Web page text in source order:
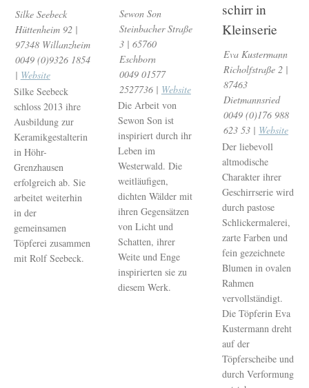
Silke Seebeck
Hüttenheim 92 |
97348 Willanzheim
0049 (0)9326 1854
| Website
Silke Seebeck
schloss 2013 ihre
Ausbildung zur
Keramikgestalterin
in Höhr-
Grenzhausen
erfolgreich ab. Sie
arbeitet weiterhin
in der
gemeinsamen
Töpferei zusammen
mit Rolf Seebeck.
Sewon Son
Steinbacher Straße
3 | 65760
Eschborn
0049 01577
2527736 | Website
Die Arbeit von
Sewon Son ist
inspiriert durch ihr
Leben im
Westerwald. Die
weitläufigen,
dichten Wälder mit
ihren Gegensätzen
von Licht und
Schatten, ihrer
Weite und Enge
inspirierten sie zu
diesem Werk.
schirr in
Kleinserie
Eva Kustermann
Richolfstraße 2 |
87463
Dietmannsried
0049 (0)176 988
623 53 | Website
Der liebevoll
altmodische
Charakter ihrer
Geschirrserie wird
durch pastose
Schlickermalerei,
zarte Farben und
fein gezeichnete
Blumen in ovalen
Rahmen
vervollständigt.
Die Töpferin Eva
Kustermann dreht
auf der
Töpferscheibe und
durch Verformung